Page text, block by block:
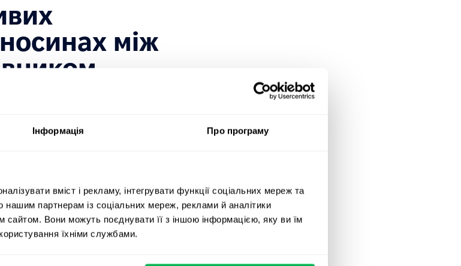
Інформація Про програму
вміст і рекламу, інтегрувати функції соціальних мереж та
партнерам із соціальних мереж, реклами й аналітики
сайтом. Вони можуть поєднувати її з іншою інформацією, яку ви їм
їхніми службами.
між
США про працю,
інших положень або описуватися
і підкреслюють поведінку
зайнятості:
сексуальної орієнтації чи типу
об’єктивних критеріїв, відсутність